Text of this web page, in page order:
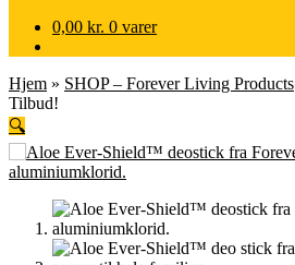
0,00 kr. 0 varer
Hjem » SHOP – Forever Living Products
Tilbud!
🔍